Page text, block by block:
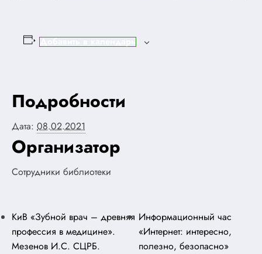
Добавить в календарь
Подробности
Дата: 08.02.2021
Организатор
Сотрудники библиотеки
КиВ «Зубной врач – древняя
профессия в медицине».
Мезенов И.С. СЦРБ.
Информационный час
«Интернет: интересно,
полезно, безопасно»